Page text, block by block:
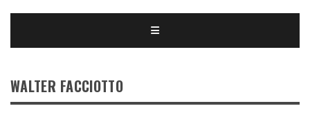
WALTER FACCIOTTO